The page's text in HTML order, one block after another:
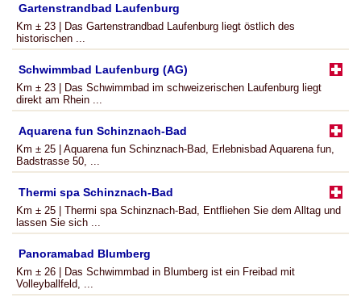
Gartenstrandbad Laufenburg
Km ± 23 | Das Gartenstrandbad Laufenburg liegt östlich des
historischen ...
Schwimmbad Laufenburg (AG)
Km ± 23 | Das Schwimmbad im schweizerischen Laufenburg liegt
direkt am Rhein ...
Aquarena fun Schinznach-Bad
Km ± 25 | Aquarena fun Schinznach-Bad, Erlebnisbad Aquarena fun,
Badstrasse 50, ...
Thermi spa Schinznach-Bad
Km ± 25 | Thermi spa Schinznach-Bad, Entfliehen Sie dem Alltag und
lassen Sie sich ...
Panoramabad Blumberg
Km ± 26 | Das Schwimmbad in Blumberg ist ein Freibad mit
Volleyballfeld, ...